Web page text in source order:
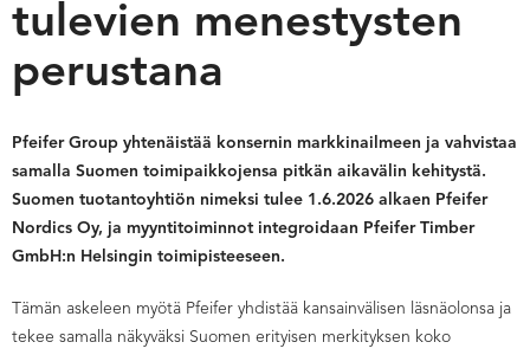
tulevien menestysten
perustana
Pfeifer Group yhtenäistää konsernin markkinailmeen ja vahvistaa
samalla Suomen toimipaikkojensa pitkän aikavälin kehitystä.
Suomen tuotantoyhtiön nimeksi tulee 1.6.2026 alkaen Pfeifer
Nordics Oy, ja myyntitoiminnot integroidaan Pfeifer Timber
GmbH:n Helsingin toimipisteeseen.
Tämän askeleen myötä Pfeifer yhdistää kansainvälisen läsnäolonsa ja
tekee samalla näkyväksi Suomen erityisen merkityksen koko